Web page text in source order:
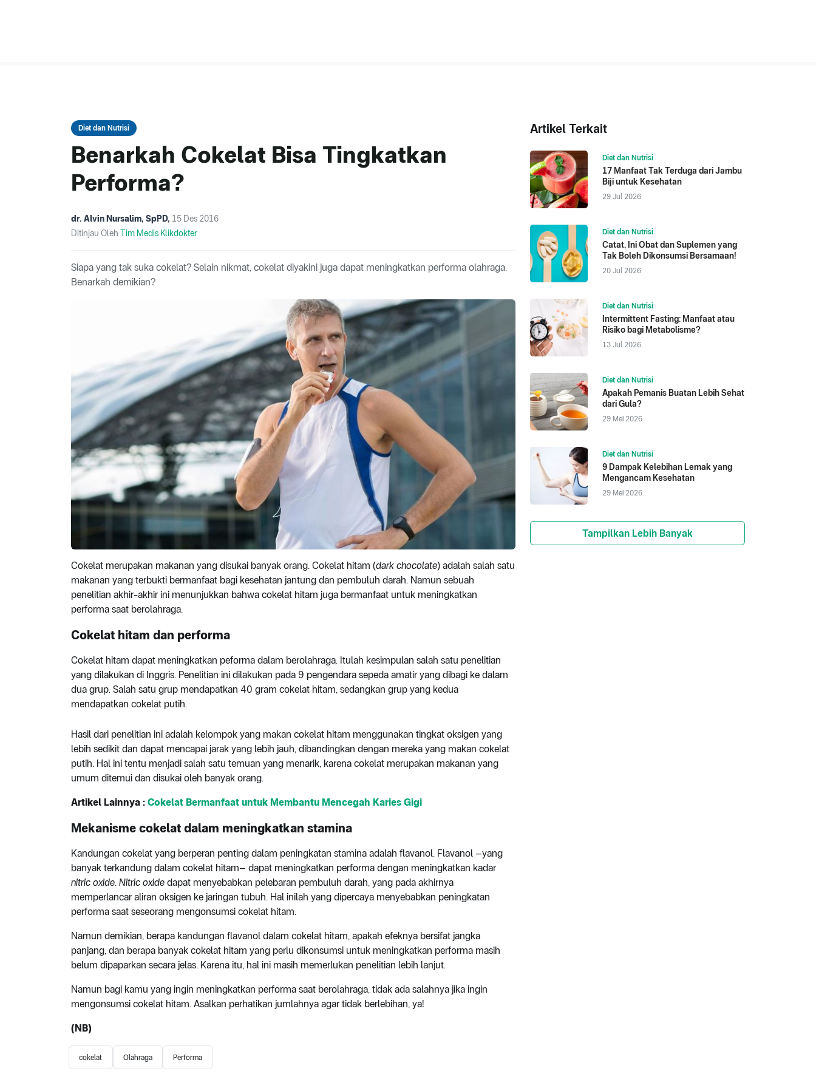
Diet dan Nutrisi
Benarkah Cokelat Bisa Tingkatkan
Performa?
dr. Alvin Nursalim, SpPD, 15 Des 2016
Ditinjau Oleh Tim Medis Klikdokter
Siapa yang tak suka cokelat? Selain nikmat, cokelat diyakini juga dapat meningkatkan performa olahraga.
Benarkah demikian?
Cokelat merupakan makanan yang disukai banyak orang. Cokelat hitam (dark chocolate) adalah salah satu
makanan yang terbukti bermanfaat bagi kesehatan jantung dan pembuluh darah. Namun sebuah
penelitian akhir-akhir ini menunjukkan bahwa cokelat hitam juga bermanfaat untuk meningkatkan
performa saat berolahraga.
Cokelat hitam dan performa
Cokelat hitam dapat meningkatkan peforma dalam berolahraga. Itulah kesimpulan salah satu penelitian
yang dilakukan di Inggris. Penelitian ini dilakukan pada 9 pengendara sepeda amatir yang dibagi ke dalam
dua grup. Salah satu grup mendapatkan 40 gram cokelat hitam, sedangkan grup yang kedua
mendapatkan cokelat putih.
Hasil dari penelitian ini adalah kelompok yang makan cokelat hitam menggunakan tingkat oksigen yang
lebih sedikit dan dapat mencapai jarak yang lebih jauh, dibandingkan dengan mereka yang makan cokelat
putih. Hal ini tentu menjadi salah satu temuan yang menarik, karena cokelat merupakan makanan yang
umum ditemui dan disukai oleh banyak orang.
Artikel Lainnya : Cokelat Bermanfaat untuk Membantu Mencegah Karies Gigi
Mekanisme cokelat dalam meningkatkan stamina
Kandungan cokelat yang berperan penting dalam peningkatan stamina adalah flavanol. Flavanol –yang
banyak terkandung dalam cokelat hitam– dapat meningkatkan performa dengan meningkatkan kadar
nitric oxide. Nitric oxide dapat menyebabkan pelebaran pembuluh darah, yang pada akhirnya
memperlancar aliran oksigen ke jaringan tubuh. Hal inilah yang dipercaya menyebabkan peningkatan
performa saat seseorang mengonsumsi cokelat hitam.
Namun demikian, berapa kandungan flavanol dalam cokelat hitam, apakah efeknya bersifat jangka
panjang, dan berapa banyak cokelat hitam yang perlu dikonsumsi untuk meningkatkan performa masih
belum dipaparkan secara jelas. Karena itu, hal ini masih memerlukan penelitian lebih lanjut.
Namun bagi kamu yang ingin meningkatkan performa saat berolahraga, tidak ada salahnya jika ingin
mengonsumsi cokelat hitam. Asalkan perhatikan jumlahnya agar tidak berlebihan, ya!
(NB)
cokelat Olahraga Performa
Artikel Terkait
Diet dan Nutrisi
17 Manfaat Tak Terduga dari Jambu
Biji untuk Kesehatan
29 Jul 2026
Diet dan Nutrisi
Catat, Ini Obat dan Suplemen yang
Tak Boleh Dikonsumsi Bersamaan!
20 Jul 2026
Diet dan Nutrisi
Intermittent Fasting: Manfaat atau
Risiko bagi Metabolisme?
13 Jul 2026
Diet dan Nutrisi
Apakah Pemanis Buatan Lebih Sehat
dari Gula?
29 Mei 2026
Diet dan Nutrisi
9 Dampak Kelebihan Lemak yang
Mengancam Kesehatan
29 Mei 2026
Tampilkan Lebih Banyak